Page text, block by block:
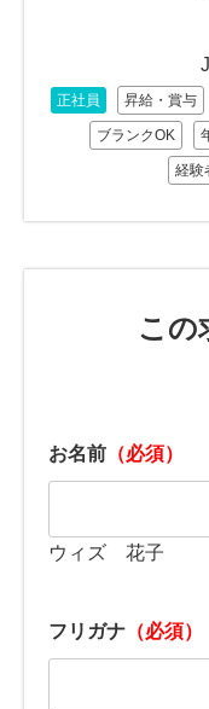
正社員 昇給・賞与
ブランクOK
経験
この
お名前 （必須）
ウィズ 花子
フリガナ （必須）